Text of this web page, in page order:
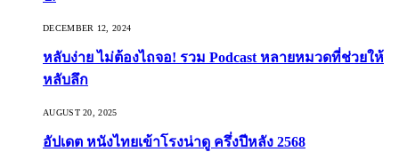
DECEMBER 12, 2024
หลับง่าย ไม่ต้องไถจอ! รวม Podcast หลายหมวดที่ช่วยให้
หลับลึก
AUGUST 20, 2025
อัปเดต หนังไทยเข้าโรงน่าดู ครึ่งปีหลัง 2568